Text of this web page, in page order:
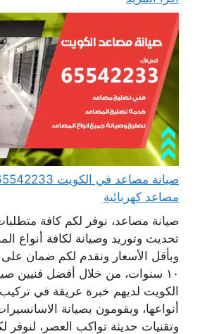
مصاعد كهربائية
صيانة مصاعد، نوفر لكم كافة
تحديث وتوريد وصيانة لكافة أنواع
وبأقل الأسعار ونقدم لكم ضمان
١٠ سنوات، من خلال أفضل فنيين
الكويت لديهم خبرة عريقة في
أنواعها، ويقومون بصيانة
وتقنيات حديثة تواكب العصر،